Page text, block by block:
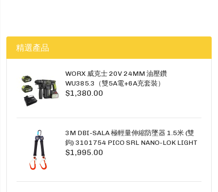
精選產品
WORX 威克士 20V 24MM 油壓鑽
WU385.3（雙5A電+6A充套裝）
$1,380.00
3M DBI-SALA 極輕量伸縮防墜器 1.5米 (雙
鉤) 3101754 PICO SRL NANO-LOK LIGHT
1.5M TWINS
$1,995.00